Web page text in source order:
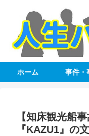
ホーム 事件・
【知床観光船
『KAZU1』の